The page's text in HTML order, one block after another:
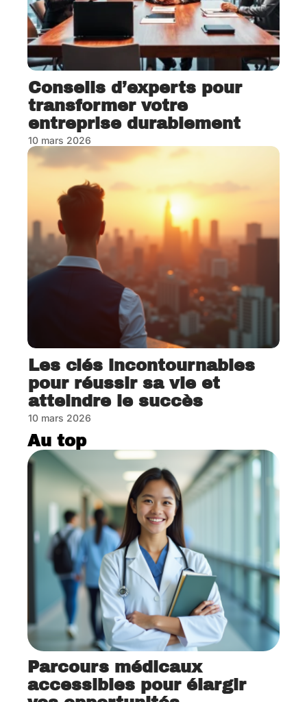
Conseils d’experts pour
transformer votre
entreprise durablement
10 mars 2026
Les clés incontournables
pour réussir sa vie et
atteindre le succès
10 mars 2026
Au top
Parcours médicaux
accessibles pour élargir